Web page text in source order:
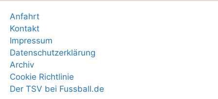
Anfahrt
Kontakt
Impressum
Datenschutzerklärung
Archiv
Cookie Richtlinie
Der TSV bei Fussball.de